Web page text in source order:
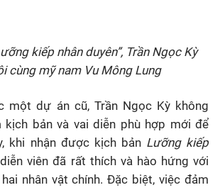
kiếp nhân duyên”, Trần Ngọc Kỳ
cùng mỹ nam Vu Mông Lung
một dự án cũ, Trần Ngọc Kỳ không
kịch bản và vai diễn phù hợp mới để
khi nhận được kịch bản Lưỡng kiếp
viên đã rất thích và hào hứng với
nhân vật chính. Đặc biệt, việc đảm